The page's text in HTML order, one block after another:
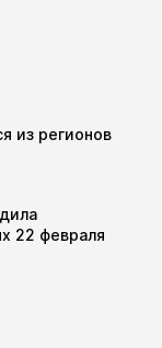
из регионов
22 февраля